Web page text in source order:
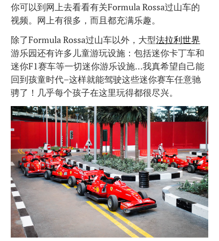
你可以到网上去看看有关Formula Rossa过山车的
视频。网上有很多，而且都充满乐趣。
除了Formula Rossa过山车以外，大型法拉利世界
游乐园还有许多儿童游玩设施：包括迷你卡丁车和
迷你F1赛车等一切迷你游乐设施…我真希望自己能
回到孩童时代–这样就能驾驶这些迷你赛车任意驰
骋了！几乎每个孩子在这里玩得都很尽兴。